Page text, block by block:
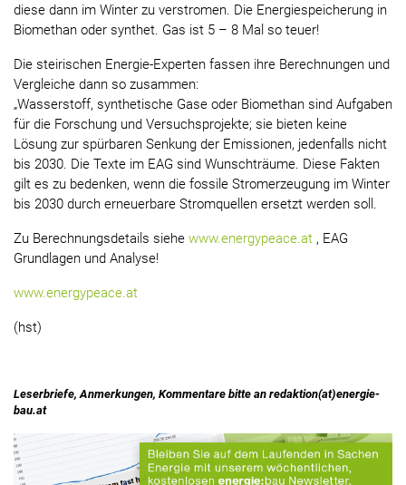
diese dann im Winter zu verstromen. Die Energiespeicherung in
Biomethan oder synthet. Gas ist 5 – 8 Mal so teuer!
Die steirischen Energie-Experten fassen ihre Berechnungen und
Vergleiche dann so zusammen:
„Wasserstoff, synthetische Gase oder Biomethan sind Aufgaben
für die Forschung und Versuchsprojekte; sie bieten keine
Lösung zur spürbaren Senkung der Emissionen, jedenfalls nicht
bis 2030. Die Texte im EAG sind Wunschträume. Diese Fakten
gilt es zu bedenken, wenn die fossile Stromerzeugung im Winter
bis 2030 durch erneuerbare Stromquellen ersetzt werden soll.
Zu Berechnungsdetails siehe www.energypeace.at , EAG
Grundlagen und Analyse!
www.energypeace.at
(hst)
Leserbriefe, Anmerkungen, Kommentare bitte an redaktion(at)energie-
bau.at